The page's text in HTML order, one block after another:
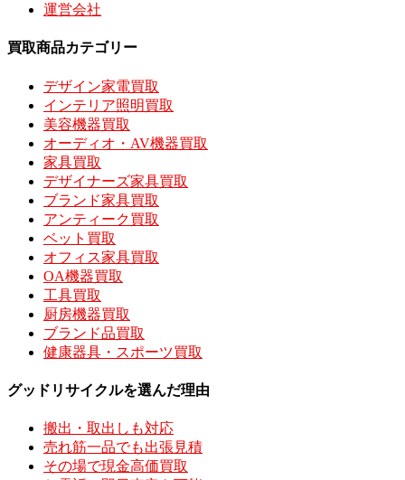
運営会社
買取商品カテゴリー
デザイン家電買取
インテリア照明買取
美容機器買取
オーディオ・AV機器買取
家具買取
デザイナーズ家具買取
ブランド家具買取
アンティーク買取
ベット買取
オフィス家具買取
OA機器買取
工具買取
厨房機器買取
ブランド品買取
健康器具・スポーツ買取
グッドリサイクルを選んだ理由
搬出・取出しも対応
売れ筋一品でも出張見積
その場で現金高価買取